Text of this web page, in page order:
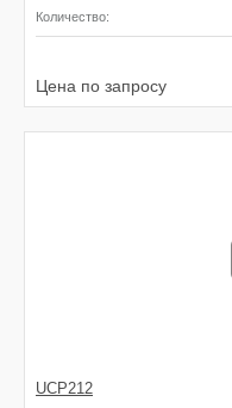
Количество:
Цена по запросу
UCP212